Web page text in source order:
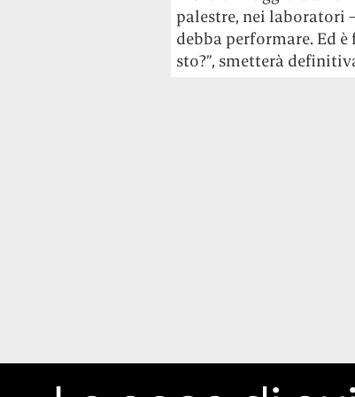
palestre, nei laboratori
debba performare. Ed
sto?”, smetterà